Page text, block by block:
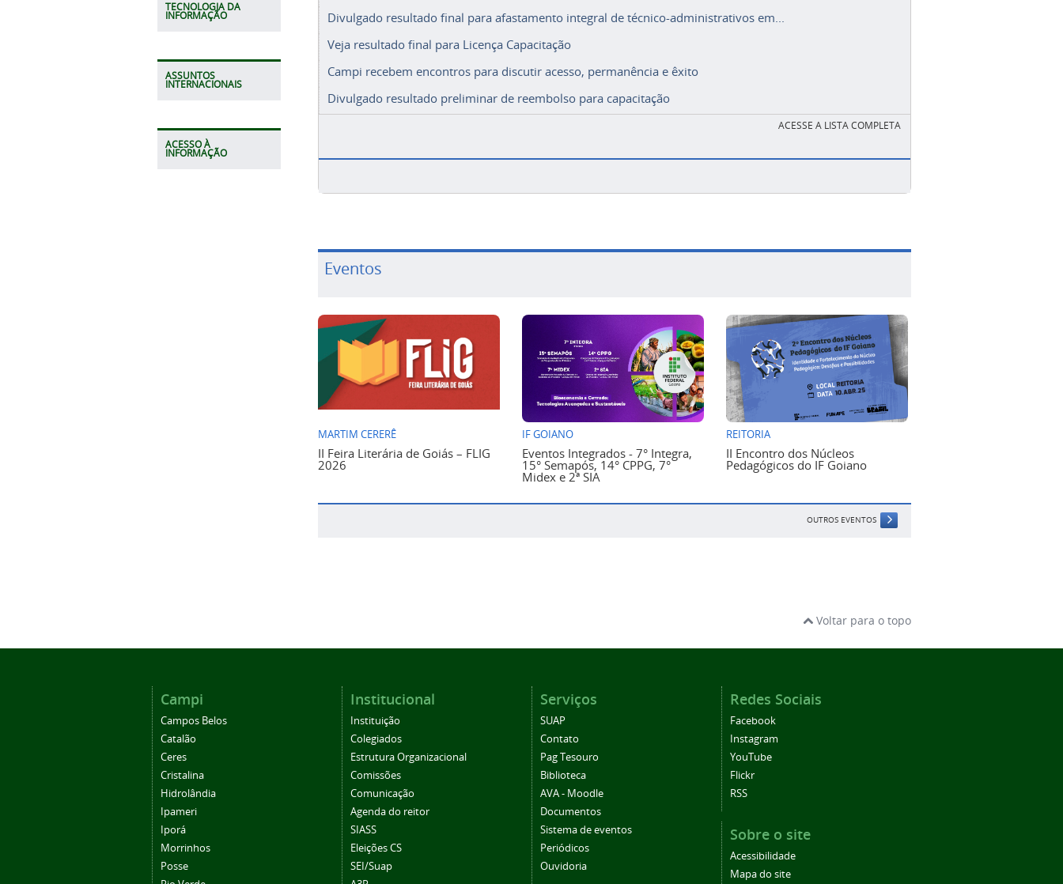
TECNOLOGIA DA
INFORMAÇÃO
ASSUNTOS
INTERNACIONAIS
ACESSO À
INFORMAÇÃO
Divulgado resultado final para afastamento integral de técnico-administrativos em...
Veja resultado final para Licença Capacitação
Campi recebem encontros para discutir acesso, permanência e êxito
Divulgado resultado preliminar de reembolso para capacitação
ACESSE A LISTA COMPLETA
Eventos
MARTIM CERERÊ
II Feira Literária de Goiás – FLIG
2026
IF GOIANO
Eventos Integrados - 7° Integra,
15° Semapós, 14° CPPG, 7°
Midex e 2ª SIA
REITORIA
II Encontro dos Núcleos
Pedagógicos do IF Goiano
OUTROS EVENTOS
Voltar para o topo
Campi
Campos Belos
Catalão
Ceres
Cristalina
Hidrolândia
Ipameri
Iporá
Morrinhos
Posse
Institucional
Instituição
Colegiados
Estrutura Organizacional
Comissões
Comunicação
Agenda do reitor
SIASS
Eleições CS
SEI/Suap
Serviços
SUAP
Contato
Pag Tesouro
Biblioteca
AVA - Moodle
Documentos
Sistema de eventos
Periódicos
Ouvidoria
Redes Sociais
Facebook
Instagram
YouTube
Flickr
RSS
Sobre o site
Acessibilidade
Mapa do site